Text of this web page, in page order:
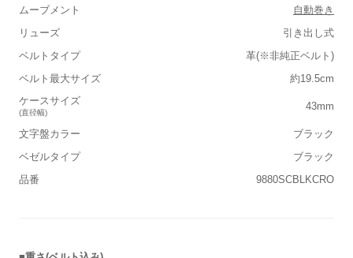
ムーブメント
自動巻き
リューズ
引き出し式
ベルトタイプ
革(※非純正ベルト)
ベルト最大サイズ
約19.5cm
ケースサイズ
(直径幅)
43mm
文字盤カラー
ブラック
ベゼルタイプ
ブラック
品番
9880SCBLKCRO